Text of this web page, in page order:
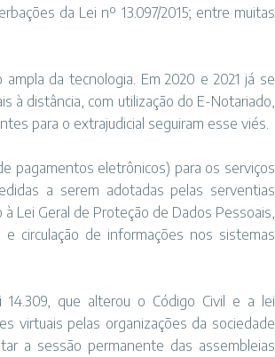
da Lei nº 13.097/2015; entre muitas
da tecnologia. Em 2020 e 2021 já se
à distância, com utilização do E-Notariado,
para o extrajudicial seguiram esse viés.
pagamentos eletrônicos) para os serviços
a serem adotadas pelas serventias
Lei Geral de Proteção de Dados Pessoais,
circulação de informações nos sistemas
que alterou o Código Civil e a lei
virtuais pelas organizações da sociedade
a sessão permanente das assembleias